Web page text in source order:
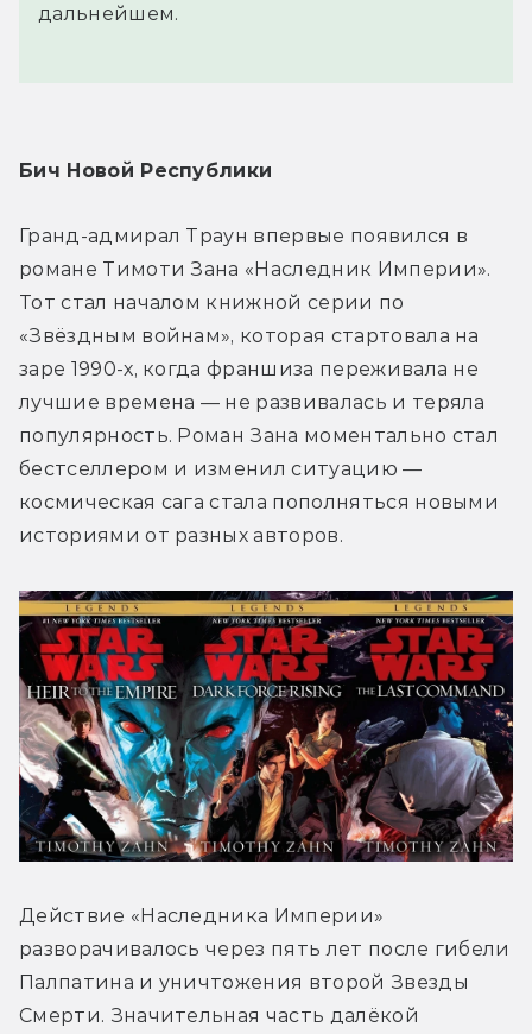
дальнейшем.
Бич Новой Республики
Гранд-адмирал Траун впервые появился в
романе Тимоти Зана «Наследник Империи».
Тот стал началом книжной серии по
«Звёздным войнам», которая стартовала на
заре 1990-х, когда франшиза переживала не
лучшие времена — не развивалась и теряла
популярность. Роман Зана моментально стал
бестселлером и изменил ситуацию —
космическая сага стала пополняться новыми
историями от разных авторов.
Действие «Наследника Империи»
разворачивалось через пять лет после гибели
Палпатина и уничтожения второй Звезды
Смерти. Значительная часть далёкой